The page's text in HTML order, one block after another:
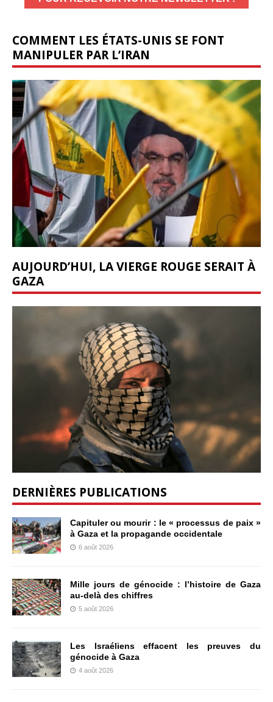
COMMENT LES ÉTATS-UNIS SE FONT
MANIPULER PAR L’IRAN
AUJOURD’HUI, LA VIERGE ROUGE SERAIT À
GAZA
DERNIÈRES PUBLICATIONS
Capituler ou mourir : le « processus de paix »
à Gaza et la propagande occidentale
6 août 2026
Mille jours de génocide : l’histoire de Gaza
au-delà des chiffres
5 août 2026
Les Israéliens effacent les preuves du
génocide à Gaza
4 août 2026